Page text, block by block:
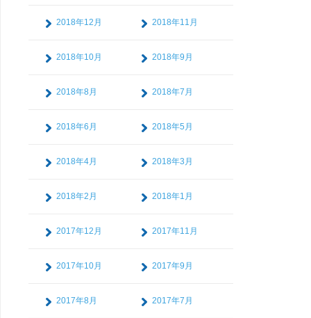
2018年12月 2018年11月
2018年10月 2018年9月
2018年8月 2018年7月
2018年6月 2018年5月
2018年4月 2018年3月
2018年2月 2018年1月
2017年12月 2017年11月
2017年10月 2017年9月
2017年8月 2017年7月